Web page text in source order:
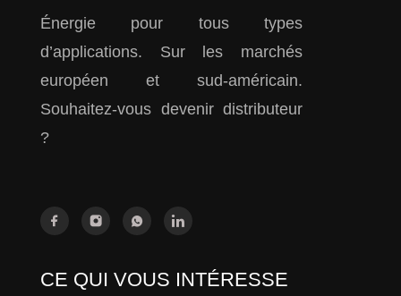
Énergie pour tous types
d’applications. Sur les marchés
européen et sud-américain.
Souhaitez-vous devenir distributeur
?
CE QUI VOUS INTÉRESSE